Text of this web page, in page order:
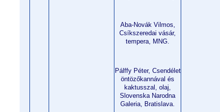
Aba-Novák Vilmos,
Csíkszeredai vásár,
tempera, MNG.
Pálffy Péter, Csendélet
öntözőkannával és
kaktusszal, olaj,
Slovenska Narodna
Galeria, Bratislava.